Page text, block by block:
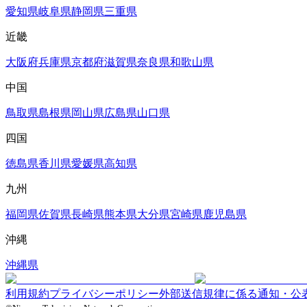
愛知県岐阜県静岡県三重県
近畿
大阪府兵庫県京都府滋賀県奈良県和歌山県
中国
鳥取県島根県岡山県広島県山口県
四国
徳島県香川県愛媛県高知県
九州
福岡県佐賀県長崎県熊本県大分県宮崎県鹿児島県
沖縄
沖縄県
利用規約プライバシーポリシー外部送信規律に係る通知・公